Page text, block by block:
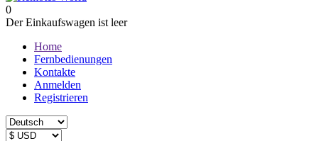
0
Der Einkaufswagen ist leer
Home
Fernbedienungen
Kontakte
Anmelden
Registrieren